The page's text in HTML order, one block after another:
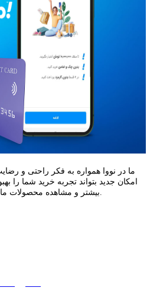
ما در نووا همواره به فکر راحتی و
امکان جدید بتواند تجربه خرید شما را
بیشتر و مشاهده محصولاتما مراجعه کنید.